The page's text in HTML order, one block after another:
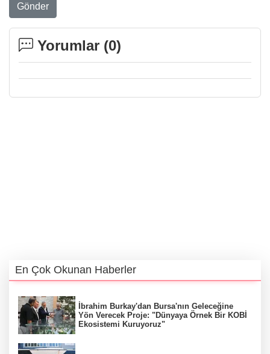
Gönder
Yorumlar (0)
En Çok Okunan Haberler
İbrahim Burkay'dan Bursa'nın Geleceğine
Yön Verecek Proje: "Dünyaya Örnek Bir KOBİ
Ekosistemi Kuruyoruz"